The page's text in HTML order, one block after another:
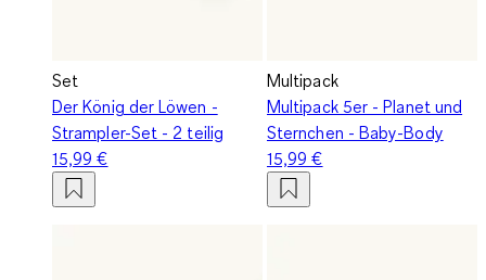
Set
Der König der Löwen -
Strampler-Set - 2 teilig
15,99 €
Multipack
Multipack 5er - Planet und
Sternchen - Baby-Body
15,99 €